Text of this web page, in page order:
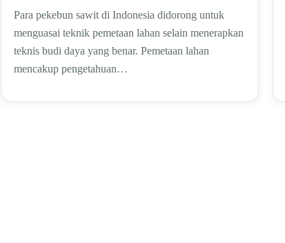
Para pekebun sawit di Indonesia didorong untuk
menguasai teknik pemetaan lahan selain menerapkan
teknis budi daya yang benar. Pemetaan lahan
mencakup pengetahuan…